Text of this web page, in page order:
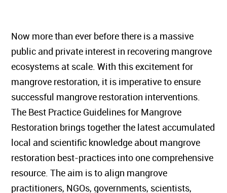
Now more than ever before there is a massive
public and private interest in recovering mangrove
ecosystems at scale. With this excitement for
mangrove restoration, it is imperative to ensure
successful mangrove restoration interventions.
The Best Practice Guidelines for Mangrove
Restoration brings together the latest accumulated
local and scientific knowledge about mangrove
restoration best-practices into one comprehensive
resource. The aim is to align mangrove
practitioners, NGOs, governments, scientists,